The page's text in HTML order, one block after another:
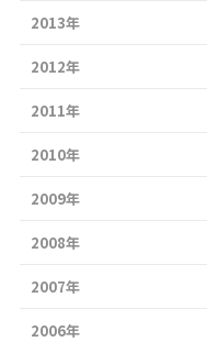
2013年
2012年
2011年
2010年
2009年
2008年
2007年
2006年